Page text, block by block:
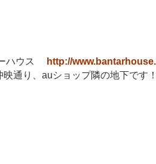
ハウス
http://
通り、auショップ隣の地下です！